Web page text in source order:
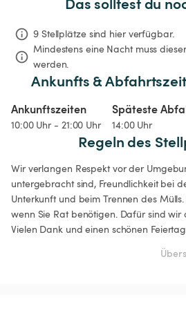
9 Stellplätze sind hier verfügbar.
Mindestens eine Nacht muss
werden.
Ankunfts &
Ankunftszeiten
10:00 Uhr - 21:00 Uhr
Späteste
14:00 Uhr
Regeln des
Wir verlangen Respekt vor der
untergebracht sind, Freundlichkeit bei
Unterkunft und beim Trennen des
wenn Sie Rat benötigen. Dafür sind wir
Vielen Dank und einen schönen